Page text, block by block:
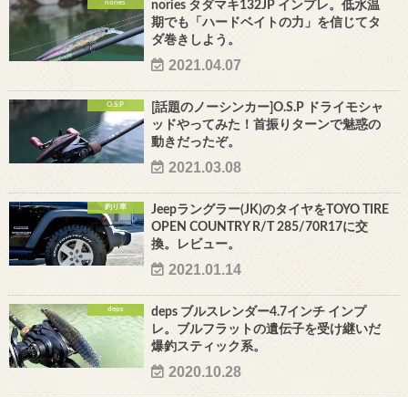
nories
nories タダマキ132JP インプレ。低水温
期でも「ハードベイトの力」を信じてタ
ダ巻きしよう。
2021.04.07
O.S.P
[話題のノーシンカー]O.S.P ドライモシャ
ッドやってみた！首振りターンで魅惑の
動きだったぞ。
2021.03.08
釣り車
Jeepラングラー(JK)のタイヤをTOYO TIRE
OPEN COUNTRY R/T 285/70R17に交
換。レビュー。
2021.01.14
deps
deps ブルスレンダー4.7インチ インプ
レ。ブルフラットの遺伝子を受け継いだ
爆釣スティック系。
2020.10.28